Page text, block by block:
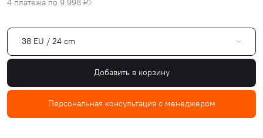
4 платежа по 9 998 ₽
38 EU / 24 cm
Добавить в корзину
Персональная консультация с менеджером